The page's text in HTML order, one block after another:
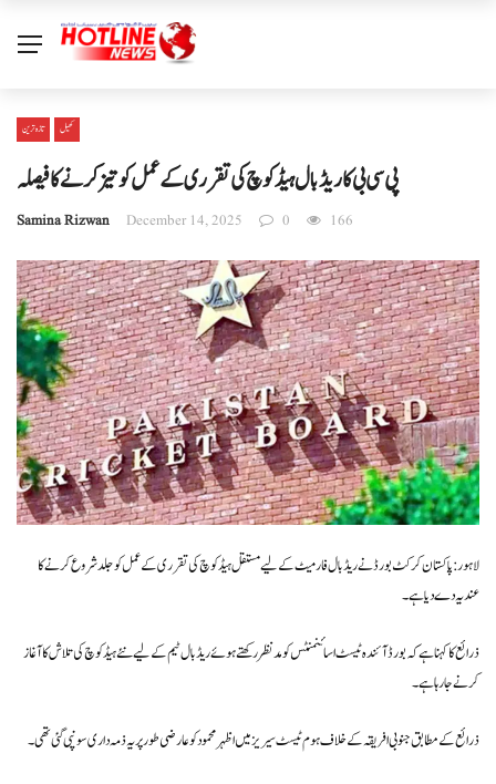
تازہ ترین کھیل
پی سی بی کا ریڈ بال ہیڈ کوچ کی تقرری کے عمل کو تیز کرنے کا فیصلہ
Samina Rizwan December 14, 2025 0 166
لاہور: پاکستان کرکٹ بورڈ نے ریڈ بال فارمیٹ کے لیے مستقل ہیڈ کوچ کی تقرری کے عمل کو جلد شروع کرنے کا
عندیہ دے دیا ہے۔
ذرائع کا کہنا ہے کہ بورڈ آئندہ ٹیسٹ اسائنمنٹس کو مدنظر رکھتے ہوئے ریڈ بال ٹیم کے لیے نئے ہیڈ کوچ کی تلاش کا آغاز
کرنے جا رہا ہے۔
ذرائع کے مطابق جنوبی افریقہ کے خلاف ہوم ٹیسٹ سیریز میں اظہر محمود کو عارضی طور پر یہ ذمہ داری سونپی گئی تھی۔